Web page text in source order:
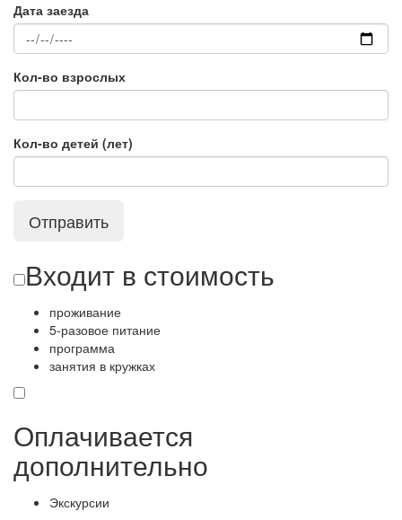
Дата заезда
Кол-во взрослых
Кол-во детей (лет)
Отправить
Входит в стоимость
проживание
5-разовое питание
программа
занятия в кружках
Оплачивается
дополнительно
Экскурсии